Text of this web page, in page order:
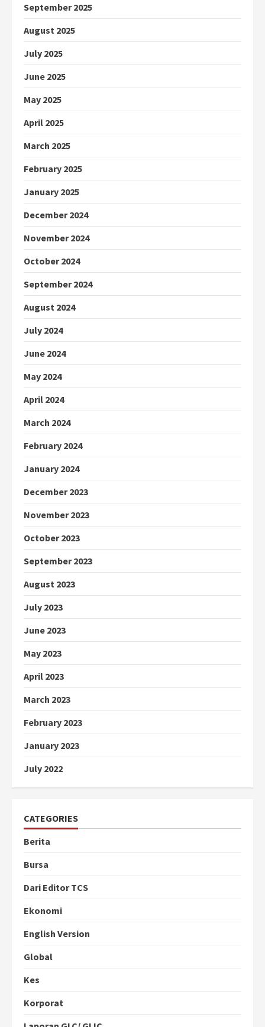
September 2025
August 2025
July 2025
June 2025
May 2025
April 2025
March 2025
February 2025
January 2025
December 2024
November 2024
October 2024
September 2024
August 2024
July 2024
June 2024
May 2024
April 2024
March 2024
February 2024
January 2024
December 2023
November 2023
October 2023
September 2023
August 2023
July 2023
June 2023
May 2023
April 2023
March 2023
February 2023
January 2023
July 2022
CATEGORIES
Berita
Bursa
Dari Editor TCS
Ekonomi
English Version
Global
Kes
Korporat